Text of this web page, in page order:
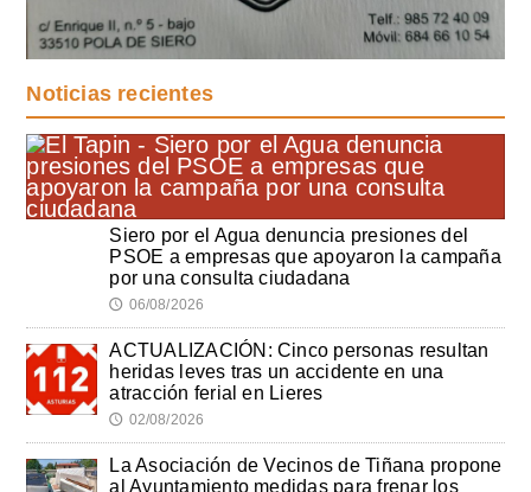
Noticias recientes
Siero por el Agua denuncia presiones del
PSOE a empresas que apoyaron la campaña
por una consulta ciudadana
🕔 06/08/2026
ACTUALIZACIÓN: Cinco personas resultan
heridas leves tras un accidente en una
atracción ferial en Lieres
🕔 02/08/2026
La Asociación de Vecinos de Tiñana propone
al Ayuntamiento medidas para frenar los